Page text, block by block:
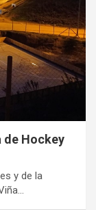
de Hockey
y de la